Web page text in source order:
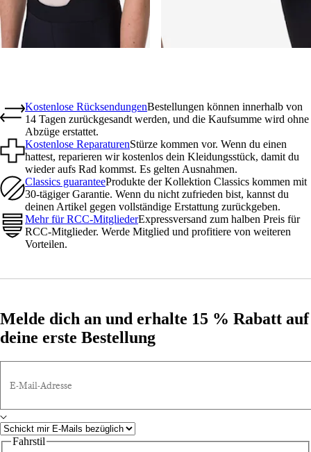
Kostenlose RücksendungenBestellungen können innerhalb von
14 Tagen zurückgesandt werden, und die Kaufsumme wird ohne
Abzüge erstattet.
Kostenlose ReparaturenStürze kommen vor. Wenn du einen
hattest, reparieren wir kostenlos dein Kleidungsstück, damit du
wieder aufs Rad kommst. Es gelten Ausnahmen.
Classics guaranteeProdukte der Kollektion Classics kommen mit
30-tägiger Garantie. Wenn du nicht zufrieden bist, kannst du
deinen Artikel gegen vollständige Erstattung zurückgeben.
Mehr für RCC-MitgliederExpressversand zum halben Preis für
RCC-Mitglieder. Werde Mitglied und profitiere von weiteren
Vorteilen.
Melde dich an und erhalte 15 % Rabatt auf
deine erste Bestellung
E-Mail-Adresse
Fahrstil